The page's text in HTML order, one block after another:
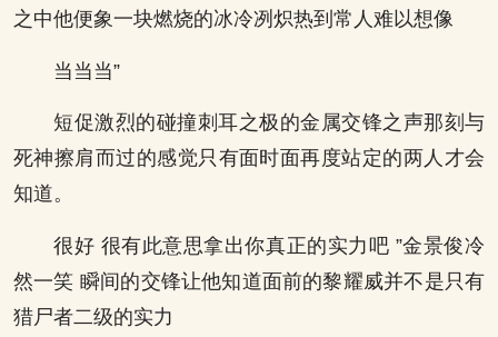
之中他便象一块燃烧的冰冷冽炽热到常人难以想像
当当当”
短促激烈的碰撞刺耳之极的金属交锋之声那刻与
死神擦肩而过的感觉只有面时面再度站定的两人才会
知道。
很好 很有此意思拿出你真正的实力吧 ”金景俊冷
然一笑 瞬间的交锋让他知道面前的黎耀威并不是只有
猎尸者二级的实力